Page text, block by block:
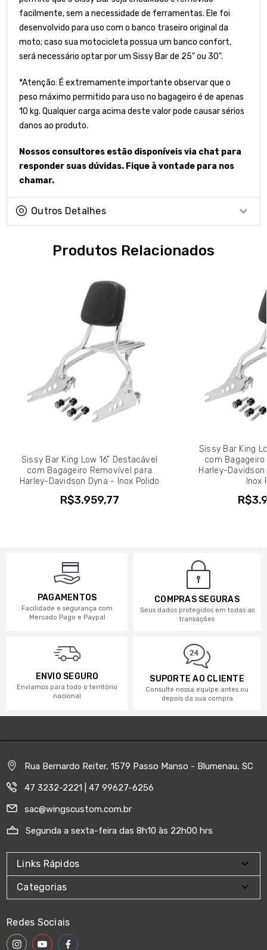
facilmente, sem a necessidade de ferramentas. Ele foi
desenvolvido para uso com o banco traseiro original da
moto; caso sua motocicleta possua um banco confort,
será necessário optar por um Sissy Bar de 25" ou 30".
*Atenção: É extremamente importante observar que o
peso máximo permitido para uso no bagageiro é de apenas
10 kg. Qualquer carga acima deste valor pode causar sérios
danos ao produto.
Nossos consultores estão disponíveis via chat para
responder suas dúvidas. Fique à vontade para nos
chamar.
Outros Detalhes
Produtos Relacionados
Sissy Bar King Low 16" Destacável
com Bagageiro Removível para
Harley-Davidson Dyna - Inox Polido
R$3.959,77
Sissy Bar King
com
Harley-
Inox
PAGAMENTOS
Facilidade e segurança com
Mercado Pago e Paypal
COMPRAS SEGURAS
Seus dados protegidos em todas as
transações
ENVIO SEGURO
Enviamos para todo o território
nacional
SUPORTE AO CLIENTE
Consulte nossa equipe antes ou
depois da sua compra
Rua Bernardo Reiter, 1579 Passo Manso - Blumenau, SC
47 3232-2221 | 47 99627-6256
sac@wingscustom.com.br
Segunda a sexta-feira das 8h10 às 22h00 hrs
Links Rápidos
Categorias
Redes Sociais